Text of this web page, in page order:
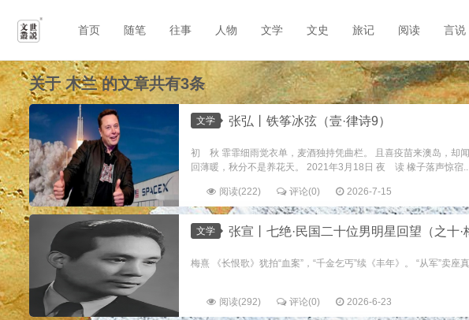
首页 随笔 往事 人物 文学 文史 旅记 阅读 言说
关于木兰的文章共有3条
文学 张弘丨铁筝冰弦（壹·律诗9）
初 秋 霏霏细雨觉衣单，麦酒独持凭曲栏。 且喜疫苗来澳岛，却
回薄暖，秋分不是养花天。 2021年3月18日 夜 读 橡子落声惊宿
阅读(222) 评论(0) 2026-7-15
文学 张宣丨七绝·民国二十位男明星回望（之十·
梅熹 《长恨歌》犹拍“血案”，“千金乞丐”续《丰年》。 “从军”卖
阅读(292) 评论(0) 2026-6-23